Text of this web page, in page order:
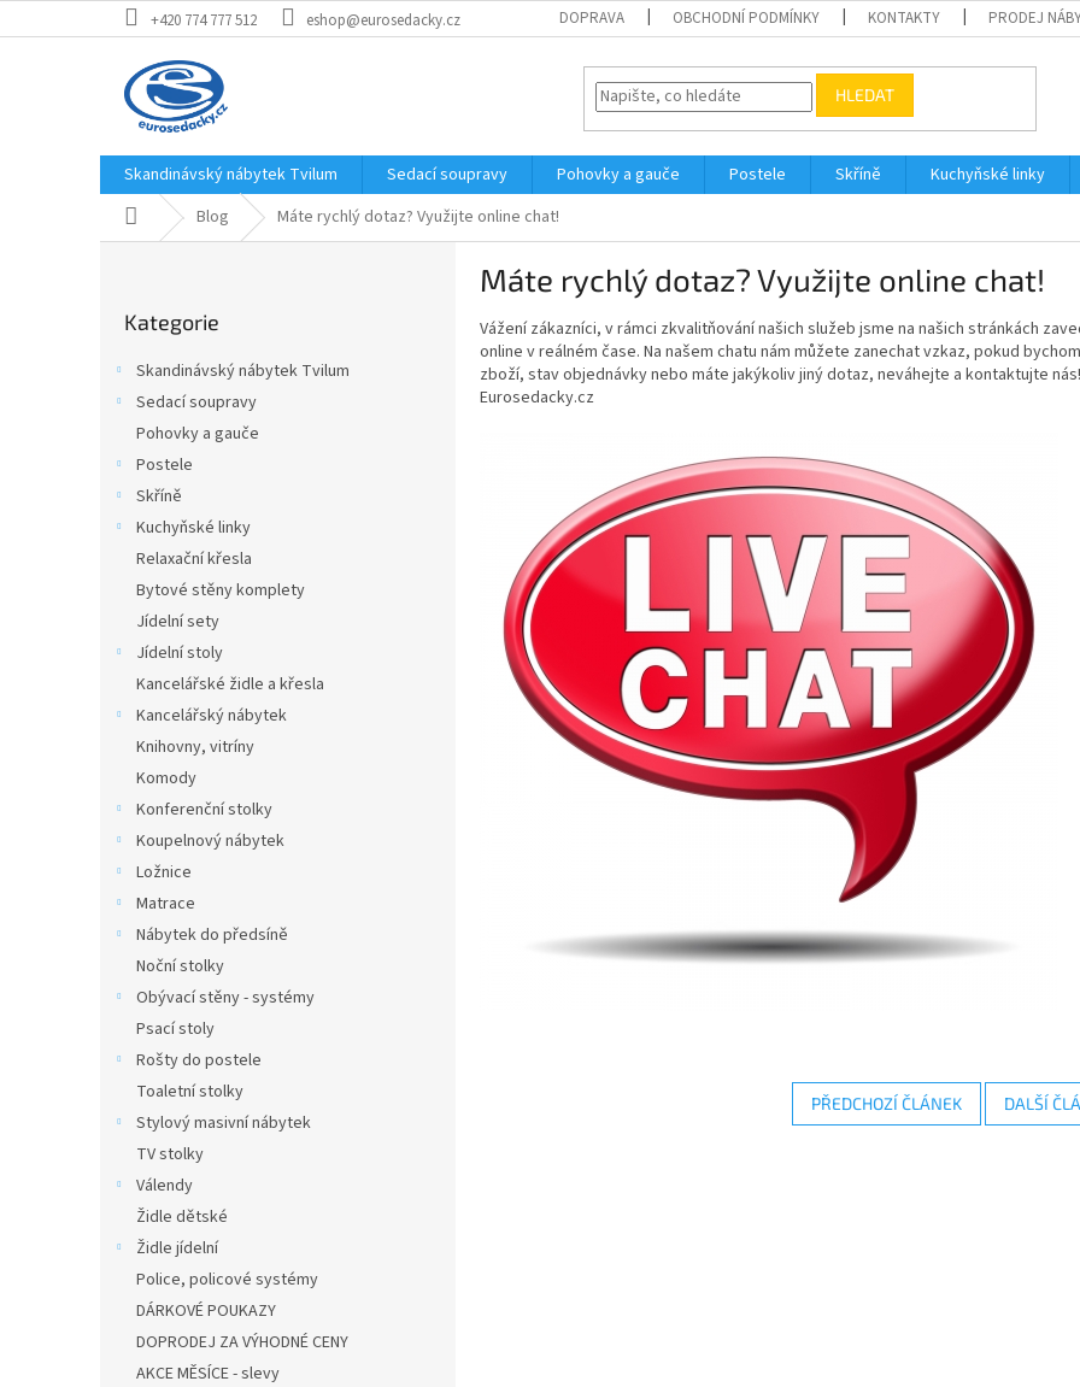
na
+420 774 777 512 eshop@eurosedacky.cz DOPRAVA OBCHODNÍ PODMÍNKY KONTAKTY PRODEJ
HLEDAT
Skandinávský nábytek Tvilum Sedací soupravy Pohovky a gauče Postele Skříně
Kuchyňské linky
Domů Blog Máte rychlý dotaz? Využijte online chat!
kategorie
Kategorie
Skandinávský nábytek Tvilum
Sedací soupravy
Pohovky a gauče
Postele
Skříně
Kuchyňské linky
Relaxační křesla
Bytové stěny komplety
Jídelní sety
Jídelní stoly
Kancelářské židle a křesla
Kancelářský nábytek
Knihovny, vitríny
Komody
Konferenční stolky
Koupelnový nábytek
Ložnice
Matrace
Nábytek do předsíně
Noční stolky
Obývací stěny - systémy
Psací stoly
Rošty do postele
Toaletní stolky
Stylový masivní nábytek
TV stolky
Válendy
Židle dětské
Židle jídelní
Police, policové systémy
DÁRKOVÉ POUKAZY
DOPRODEJ ZA VÝHODNÉ CENY
AKCE MĚSÍCE - slevy
Máte rychlý dotaz? Využijte online chat!
Vážení zákazníci, v rámci zkvalitňování našich služeb jsme na našich stránkách
online v reálném čase. Na našem chatu nám můžete zanechat vzkaz, pokud
zboží, stav objednávky nebo máte jakýkoliv jiný dotaz, neváhejte a kontaktujte
Eurosedacky.cz
PŘEDCHOZÍ ČLÁNEK DALŠÍ